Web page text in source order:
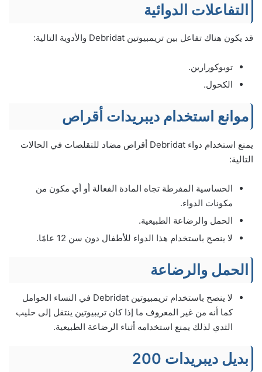
التفاعلات الدوائية
قد يكون هناك تفاعل بين تريمبيوتين Debridat والأدوية التالية:
توبوكورارين.
الكحول.
موانع استخدام ديبريدات أقراص
يمنع استخدام دواء Debridat أقراص مضاد للتقلصات في الحالات
التالية:
الحساسية المفرطة تجاه المادة الفعالة أو أي مكون من
مكونات الدواء.
الحمل والرضاعة الطبيعية.
لا ينصح باستخدام هذا الدواء للأطفال دون سن 12 عامًا.
الحمل والرضاعة
لا ينصح باستخدام تريمبيوتين Debridat في النساء الحوامل
كما أنه من غير المعروف ما إذا كان تريبيوتين ينتقل إلى حليب
الثدي لذلك يمنع استخدامه أثناء الرضاعة الطبيعية.
بديل ديبريدات 200